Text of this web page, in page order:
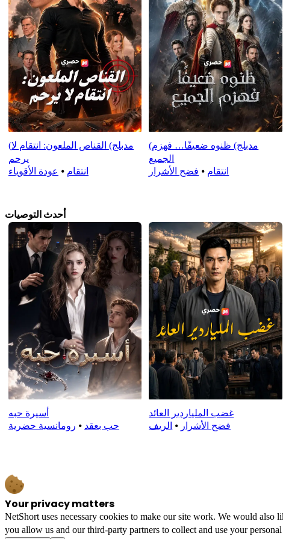
(مدبلج) القناص الملعون: انتقام لا
يرحم
انتقام ⦁ عودة الأقوياء
(مدبلج) ظنوه ضعيفًا… فهزم
الجميع
انتقام ⦁ فضح الأشرار
أحدث التوصيات
أسيرة حبه
حب بعقد ⦁ رومانسية حضرية
غضب الملياردير العائد
فضح الأشرار ⦁ الريف
Your privacy matters
NetShort uses necessary cookies to make our site work. We would
you allow us and our third-party partners to collect and use your